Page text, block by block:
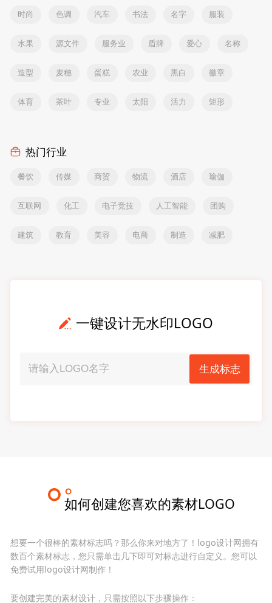
时尚 色调 汽车 书法 名字 服装
水果 源文件 服务业 盾牌 爱心 名称
造型 麦穗 蛋糕 农业 黑白 徽章
体育 茶叶 专业 太阳 活力 矩形
热门行业
餐饮 传媒 商贸 物流 酒店 瑜伽
互联网 化工 电子竞技 人工智能 团购
建筑 教育 美容 电商 制造 减肥
一键设计无水印LOGO
生成标志
如何创建您喜欢的素材LOGO
想要一个很棒的素材标志吗？那么你来对地方了！logo设计网拥有
数百个素材标志，您只需单击几下即可对标志进行自定义。您可以
免费试用logo设计网制作！
要创建完美的素材设计，只需按照以下步骤操作：